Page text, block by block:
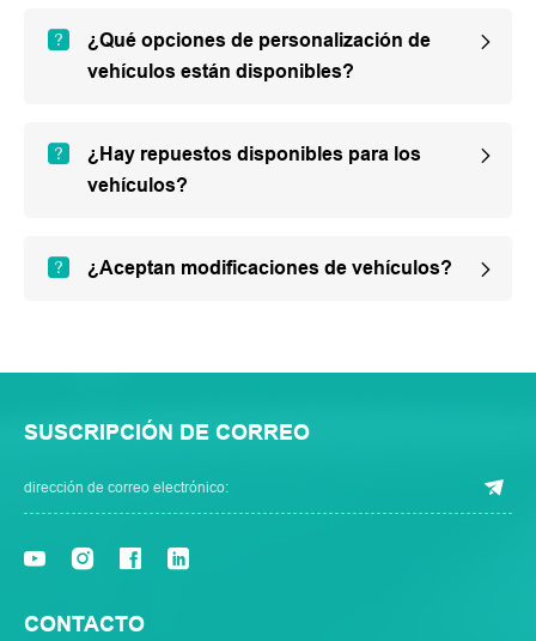
¿Qué opciones de personalización de
vehículos están disponibles?
¿Hay repuestos disponibles para los
vehículos?
¿Aceptan modificaciones de vehículos?
SUSCRIPCIÓN DE CORREO
CONTACTO